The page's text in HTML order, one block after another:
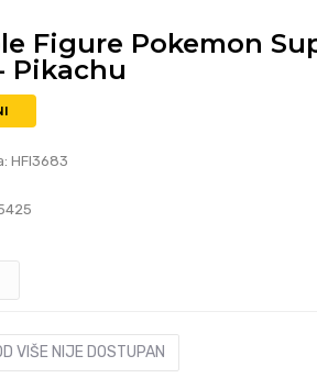
Figure Pokemon
Pikachu
HFI3683
VIŠE NIJE DOSTUPAN